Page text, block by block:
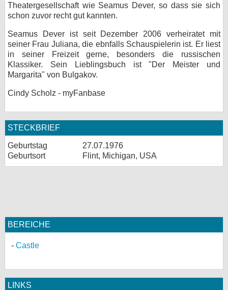
Theatergesellschaft wie Seamus Dever, so dass sie sich
schon zuvor recht gut kannten.
Seamus Dever ist seit Dezember 2006 verheiratet mit
seiner Frau Juliana, die ebnfalls Schauspielerin ist. Er liest
in seiner Freizeit gerne, besonders die russischen
Klassiker. Sein Lieblingsbuch ist "Der Meister und
Margarita" von Bulgakov.
Cindy Scholz - myFanbase
STECKBRIEF
Geburtstag
27.07.1976
Geburtsort
Flint, Michigan, USA
BEREICHE
Castle
LINKS